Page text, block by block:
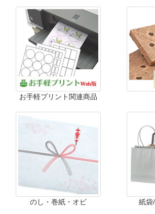
お手軽プリント関連商品
のし・巻紙・オビ 紙袋